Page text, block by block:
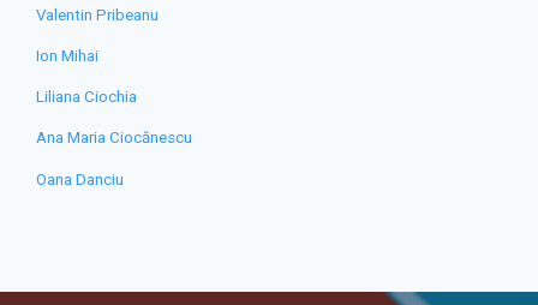
Valentin Pribeanu
Ion Mihai
Liliana Ciochia
Ana Maria Ciocănescu
Oana Danciu